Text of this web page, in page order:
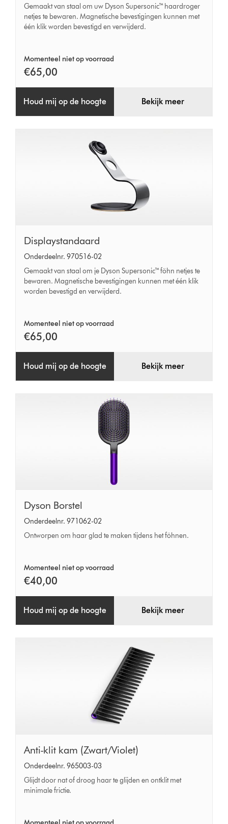
Gemaakt van staal om uw Dyson Supersonic™ haardroger
netjes te bewaren. Magnetische bevestigingen kunnen met
één klik worden bevestigd en verwijderd.
Momenteel niet op voorraad
€65,00
Houd mij op de hoogte Bekijk meer
Displaystandaard
Displaystandaard
Onderdeelnr. 970516-02
Gemaakt van staal om je Dyson Supersonic™ föhn netjes te
bewaren. Magnetische bevestigingen kunnen met één klik
worden bevestigd en verwijderd.
Momenteel niet op voorraad
€65,00
Houd mij op de hoogte Bekijk meer
Dyson
Borstel
Dyson Borstel
Onderdeelnr. 971062-02
Ontworpen om haar glad te maken tijdens het föhnen.
Momenteel niet op voorraad
€40,00
Houd mij op de hoogte Bekijk meer
Anti-
klit
kam
(Zwart/Violet)
Anti-klit kam (Zwart/Violet)
Onderdeelnr. 965003-03
Glijdt door nat of droog haar te glijden en ontklit met
minimale frictie.